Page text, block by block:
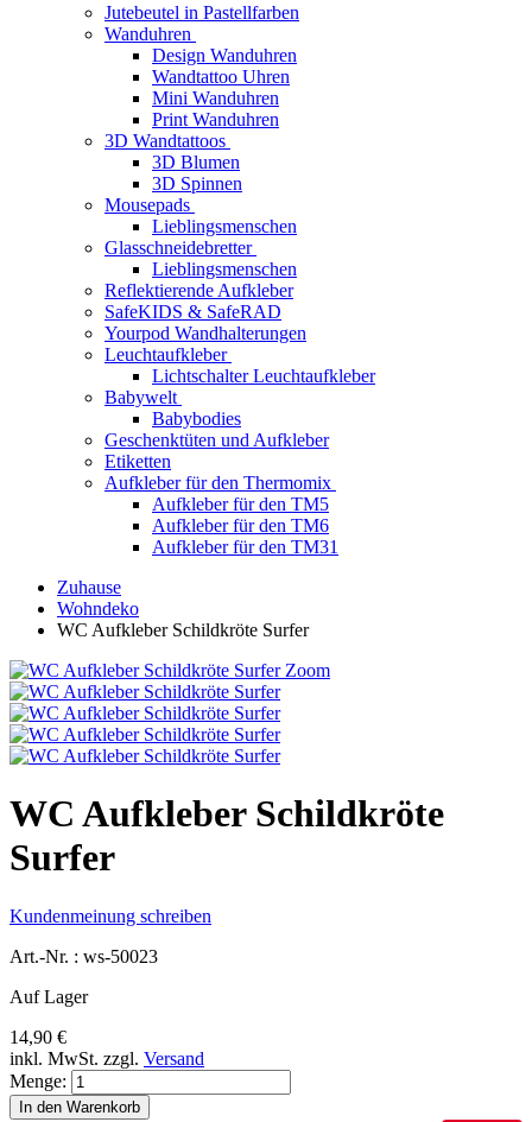
Jutebeutel in Pastellfarben
Wanduhren
Design Wanduhren
Wandtattoo Uhren
Mini Wanduhren
Print Wanduhren
3D Wandtattoos
3D Blumen
3D Spinnen
Mousepads
Lieblingsmenschen
Glasschneidebretter
Lieblingsmenschen
Reflektierende Aufkleber
SafeKIDS & SafeRAD
Yourpod Wandhalterungen
Leuchtaufkleber
Lichtschalter Leuchtaufkleber
Babywelt
Babybodies
Geschenktüten und Aufkleber
Etiketten
Aufkleber für den Thermomix
Aufkleber für den TM5
Aufkleber für den TM6
Aufkleber für den TM31
Zuhause
Wohndeko
WC Aufkleber Schildkröte Surfer
Zoom
WC Aufkleber Schildkröte
Surfer
Kundenmeinung schreiben
Art.-Nr. : ws-50023
Auf Lager
14,90 €
inkl. MwSt. zzgl. Versand
Menge:
In den Warenkorb